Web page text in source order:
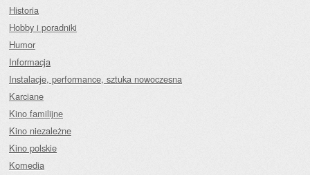
Historia
Hobby i poradniki
Humor
Informacja
Instalacje, performance, sztuka nowoczesna
Karciane
Kino familijne
Kino niezależne
Kino polskie
Komedia